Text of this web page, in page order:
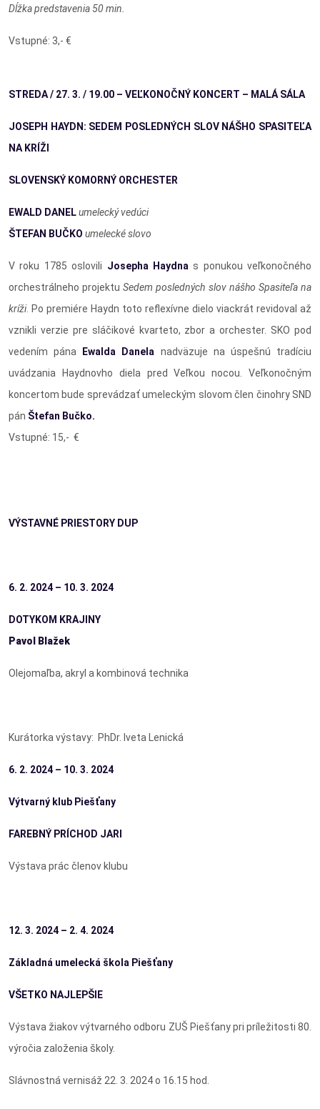
Dĺžka predstavenia 50 min.
Vstupné: 3,- €
STREDA / 27. 3. / 19.00 – VEĽKONOČNÝ KONCERT – MALÁ SÁLA
JOSEPH HAYDN: SEDEM POSLEDNÝCH SLOV NÁŠHO SPASITEĽA
NA KRÍŽI
SLOVENSKÝ KOMORNÝ ORCHESTER
EWALD DANELumelecký vedúci
ŠTEFAN BUČKO umelecké slovo
V roku 1785 oslovili Josepha Haydna s ponukou veľkonočného
orchestrálneho projektuSedem posledných slov nášho Spasiteľa na
kríži. Po premiére Haydn toto reflexívne dielo viackrát revidoval až
vznikli verzie pre sláčikové kvarteto, zbor a orchester. SKO pod
vedením pána
Ewalda Danela nadväzuje na úspešnú tradíciu
uvádzania Haydnovho diela pred Veľkou nocou. Veľkonočným
koncertom bude sprevádzať umeleckým slovom člen činohry SND
pán Štefan Bučko.
Vstupné: 15,- €
VÝSTAVNÉ PRIESTORY DUP
6. 2. 2024 – 10. 3. 2024
DOTYKOM KRAJINY
Pavol Blažek
Olejomaľba, akryl a kombinová technika
Kurátorka výstavy: PhDr. Iveta Lenická
6. 2. 2024 – 10. 3. 2024
Výtvarný klub Piešťany
FAREBNÝ PRÍCHOD JARI
Výstava prác členov klubu
12. 3. 2024 – 2. 4. 2024
Základná umelecká škola Piešťany
VŠETKO NAJLEPŠIE
Výstava žiakov výtvarného odboru ZUŠ Piešťany pri príležitosti 80.
výročia založenia školy.
Slávnostná vernisáž 22. 3. 2024 o 16.15 hod.